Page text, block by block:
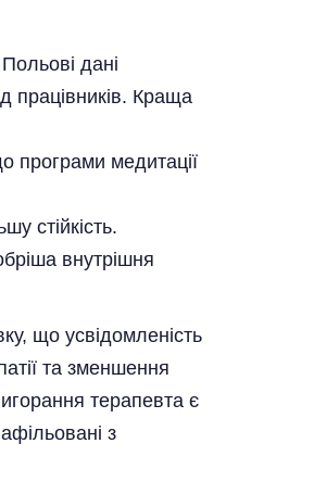
дані
працівників. Краща
програми медитації
стійкість.
внутрішня
що усвідомленість
та зменшення
терапевта є
з